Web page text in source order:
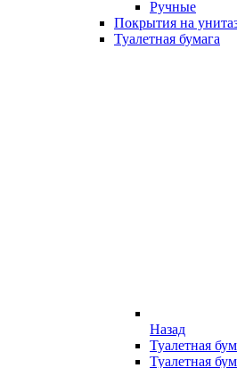
Ручные
Покрытия на
Туалетная бумага
Назад
Туалетная
Туалетная